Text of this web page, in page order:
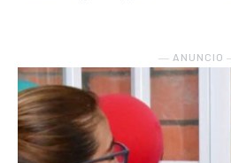
― ANUNCIO